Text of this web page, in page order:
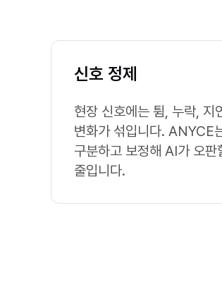
신호 정제
현장 신호에는 튐, 누락, 지
변화가 섞입니다. ANYCE
구분하고 보정해 AI가 오판
줄입니다.